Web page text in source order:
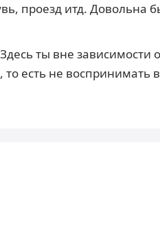
проезд итд. Довольна
ты вне зависимости
есть не воспринимать